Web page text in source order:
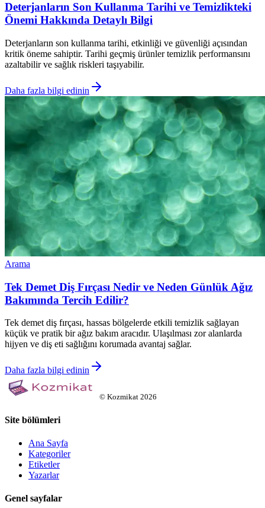
Deterjanların Son Kullanma Tarihi ve Temizlikteki
Önemi Hakkında Detaylı Bilgi
Deterjanların son kullanma tarihi, etkinliği ve güvenliği açısından
kritik öneme sahiptir. Tarihi geçmiş ürünler temizlik performansını
azaltabilir ve sağlık riskleri taşıyabilir.
Daha fazla bilgi edinin
Arama
Tek Demet Diş Fırçası Nedir ve Neden Günlük Ağız
Bakımında Tercih Edilir?
Tek demet diş fırçası, hassas bölgelerde etkili temizlik sağlayan
küçük ve pratik bir ağız bakım aracıdır. Ulaşılması zor alanlarda
hijyen ve diş eti sağlığını korumada avantaj sağlar.
Daha fazla bilgi edinin
© Kozmikat 2026
Site bölümleri
Ana Sayfa
Kategoriler
Etiketler
Yazarlar
Genel sayfalar